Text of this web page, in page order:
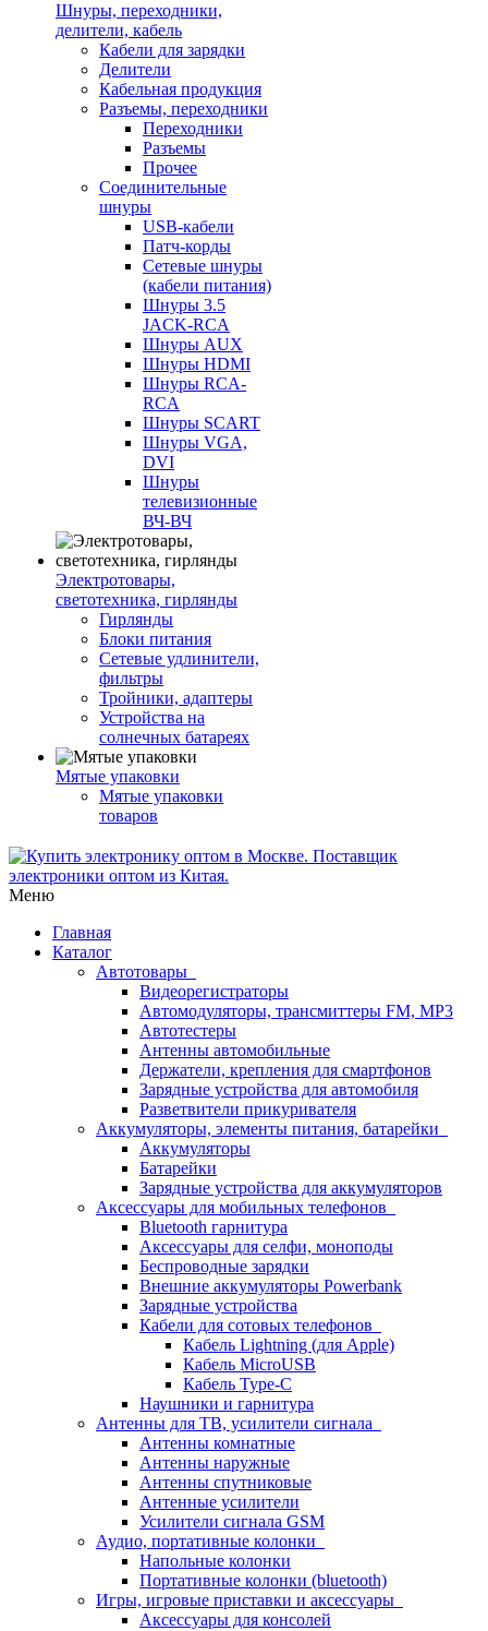
Шнуры, переходники,
делители, кабель
Кабели для зарядки
Делители
Кабельная продукция
Разъемы, переходники
Переходники
Разъемы
Прочее
Соединительные
шнуры
USB-кабели
Патч-корды
Сетевые шнуры
(кабели питания)
Шнуры 3.5
JACK-RCA
Шнуры AUX
Шнуры HDMI
Шнуры RCA-
RCA
Шнуры SCART
Шнуры VGA,
DVI
Шнуры
телевизионные
ВЧ-ВЧ
Электротовары,
светотехника, гирлянды
Гирлянды
Блоки питания
Сетевые удлинители,
фильтры
Тройники, адаптеры
Устройства на
солнечных батареях
Мятые упаковки
Мятые упаковки
товаров
Меню
Главная
Каталог
Автотовары
Видеорегистраторы
Автомодуляторы, трансмиттеры FM, MP3
Автотестеры
Антенны автомобильные
Держатели, крепления для смартфонов
Зарядные устройства для автомобиля
Разветвители прикуривателя
Аккумуляторы, элементы питания, батарейки
Аккумуляторы
Батарейки
Зарядные устройства для аккумуляторов
Аксессуары для мобильных телефонов
Bluetooth гарнитура
Аксессуары для селфи, моноподы
Беспроводные зарядки
Внешние аккумуляторы Powerbank
Зарядные устройства
Кабели для сотовых телефонов
Кабель Lightning (для Apple)
Кабель MicroUSB
Кабель Type-C
Наушники и гарнитура
Антенны для ТВ, усилители сигнала
Антенны комнатные
Антенны наружные
Антенны спутниковые
Антенные усилители
Усилители сигнала GSM
Аудио, портативные колонки
Напольные колонки
Портативные колонки (bluetooth)
Игры, игровые приставки и аксессуары
Аксессуары для консолей